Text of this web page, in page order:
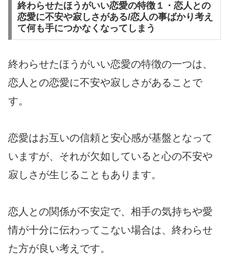
終わらせたほうがいい恋愛の特徴１・恋人との
恋愛に不安や寂しさがある/恋人の事ばかり考え
て何も手につかなくなってしまう
終わらせたほうがいい恋愛の特徴の一つは、
恋人との恋愛に不安や寂しさがあることで
す。
恋愛はお互いの信頼と安心感が基盤となって
いますが、それが欠如していると心の不安や
寂しさが生じることもあります。
恋人との関係が不安定で、相手の気持ちや愛
情が十分に伝わってこない場合は、終わらせ
た方が良い考えです。